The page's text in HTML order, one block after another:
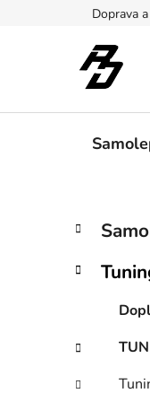
Doprava
P
s
a
n
n
Přeskočit
kategorie
K
a
e
i
e